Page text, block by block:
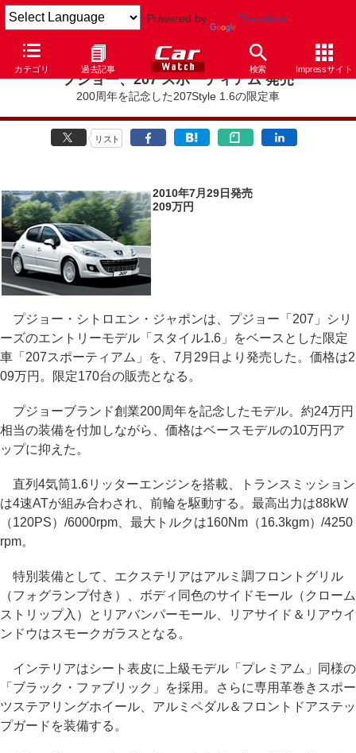
Powered by Translate
カテゴリ 過去記事 検索 Impressサイト
プジョー、207 スポーティアム 発売
200周年を記念した207Style 1.6の限定車
リスト
2010年7月29日発売
209万円
プジョー・シトロエン・ジャポンは、プジョー「207」シリ
ーズのエントリーモデル「スタイル1.6」をベースとした限定
車「207スポーティアム」を、7月29日より発売した。価格は2
09万円。限定170台の販売となる。
プジョーブランド創業200周年を記念したモデル。約24万円
相当の装備を付加しながら、価格はベースモデルの10万円ア
ップに抑えた。
直列4気筒1.6リッターエンジンを搭載、トランスミッション
は4速ATが組み合わされ、前輪を駆動する。最高出力は88kW
（120PS）/6000rpm、最大トルクは160Nm（16.3kgm）/4250
rpm。
特別装備として、エクステリアはアルミ調フロントグリル
（フォグランプ付き）、ボディ同色のサイドモール（クローム
ストリップ入）とリアバンパーモール、リアサイド＆リアウイ
ンドウはスモークガラスとなる。
インテリアはシート表皮に上級モデル「プレミアム」同様の
「ブラック・ファブリック」を採用。さらに専用革巻きスポー
ツステアリングホイール、アルミペダル＆フロントドアステッ
プガードを装備する。